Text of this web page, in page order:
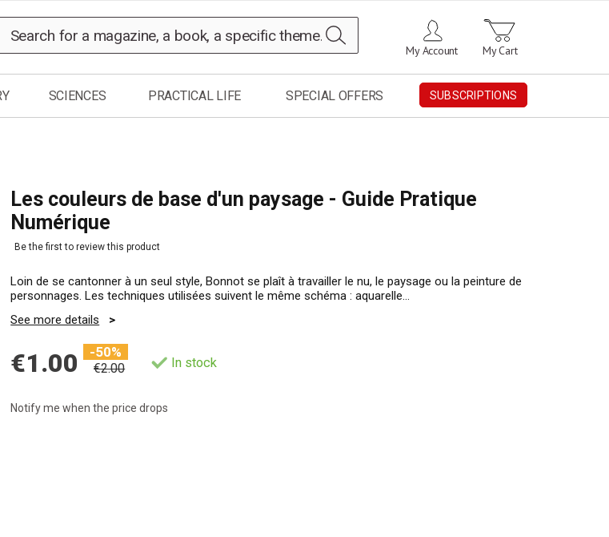
My Cart
My Account
SCIENCES PRACTICAL LIFE SPECIAL OFFERS SUBSCRIPTIONS
Les couleurs de base d'un paysage - Guide Pratique
Numérique
Be the first to review this product
Loin de se cantonner à un seul style, Bonnot se plaît à travailler le nu, le paysage ou la peinture de
personnages. Les techniques utilisées suivent le même schéma : aquarelle...
See more details
€1.00 €2.00
-50%
In stock
Notify me when the price drops